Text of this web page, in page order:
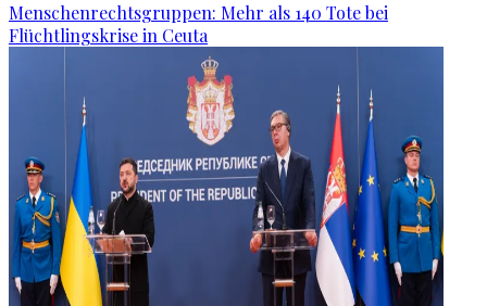
Menschenrechtsgruppen: Mehr als 140 Tote bei
Flüchtlingskrise in Ceuta